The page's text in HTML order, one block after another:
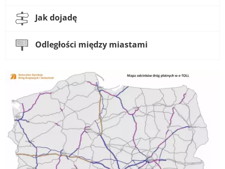
Jak dojadę
Odległości między miastami